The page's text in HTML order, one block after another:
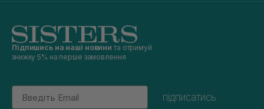
Підпишись на наші новини та отримуй
знижку 5% на перше замовлення
Email
підписатись